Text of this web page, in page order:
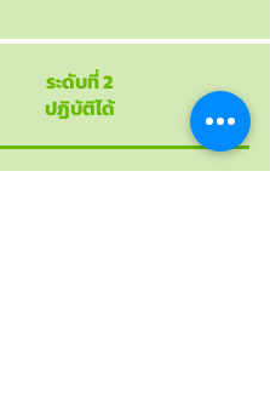
ระดับที่ 2
ปฏิบัติได้